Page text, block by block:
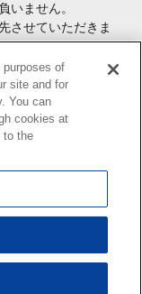
いません。
させていただきま
す）の際には、内容
な説明を受け、ご自
動産業務ソリューシ
ちら
無断転載を禁止します。著作権
of
site and for
You can
cookies at
to the